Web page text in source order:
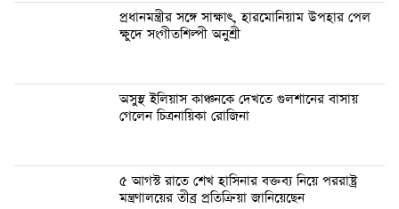
প্রধানমন্ত্রীর সঙ্গে সাক্ষাৎ, হারমোনিয়াম উপহার পেল
ক্ষুদে সংগীতশিল্পী অনুশ্রী
অসুস্থ ইলিয়াস কাঞ্চনকে দেখতে গুলশানের বাসায়
গেলেন চিত্রনায়িকা রোজিনা
৫ আগস্ট রাতে শেখ হাসিনার বক্তব্য নিয়ে পররাষ্ট্র
মন্ত্রণালয়ের তীব্র প্রতিক্রিয়া জানিয়েছেন